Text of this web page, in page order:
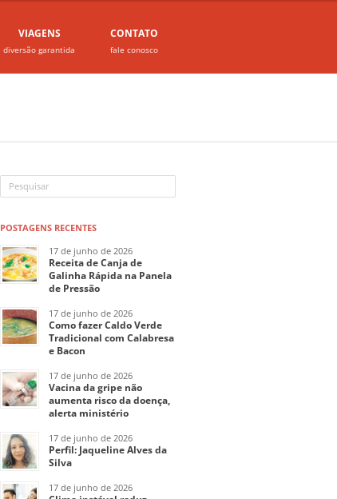
VIAGENS
diversão garantida
CONTATO
fale conosco
POSTAGENS RECENTES
17 de junho de 2026
Receita de Canja de
Galinha Rápida na Panela
de Pressão
17 de junho de 2026
Como fazer Caldo Verde
Tradicional com Calabresa
e Bacon
17 de junho de 2026
Vacina da gripe não
aumenta risco da doença,
alerta ministério
17 de junho de 2026
Perfil: Jaqueline Alves da
Silva
17 de junho de 2026